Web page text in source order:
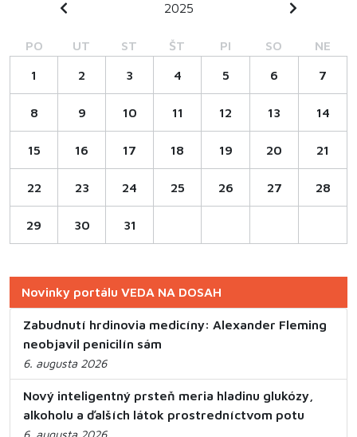
2025
PO UT ST ŠT PI SO NE
1 2 3 4 5 6 7
8 9 10 11 12 13 14
15 16 17 18 19 20 21
22 23 24 25 26 27 28
29 30 31
Novinky portálu VEDA NA DOSAH
Zabudnutí hrdinovia medicíny: Alexander Fleming
neobjavil penicilín sám
6. augusta 2026
Nový inteligentný prsteň meria hladinu glukózy,
alkoholu a ďalších látok prostredníctvom potu
6. augusta 2026